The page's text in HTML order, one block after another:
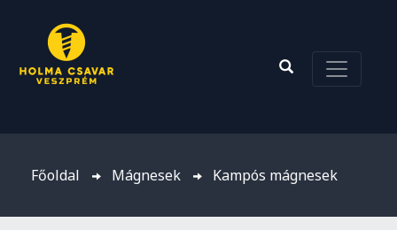
Főoldal Mágnesek Kampós mágnesek